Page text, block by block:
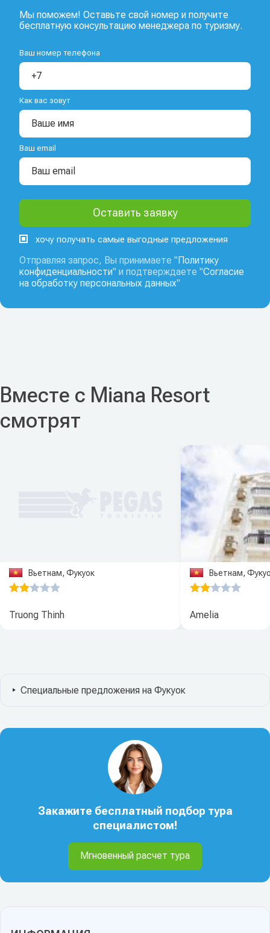
Мы поможем! Оставьте свой номер и получите
бесплатную консультацию менеджера по туризму.
Ваш номер телефона
Как вас зовут
Ваш email
хочу получать самые выгодные предложения
Отправляя запрос, Вы принимаете " Политику
конфиденциальности" и подтверждаете "Согласие
на обработку персональных данных"
Вместе с Miana Resort
смотрят
Вьетнам, Фукуок
Truong Thinh
Вьетнам,
Amelia
Специальные предложения на Фукуок
Закажите бесплатный подбор тура
специалистом!
Мгновенный расчет тура